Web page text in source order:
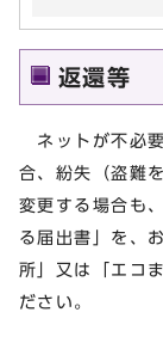
返還等
ネットが不必
合、紛失（盗難
変更する場合も
る届出書」を、
所」又は「エコ
ださい。